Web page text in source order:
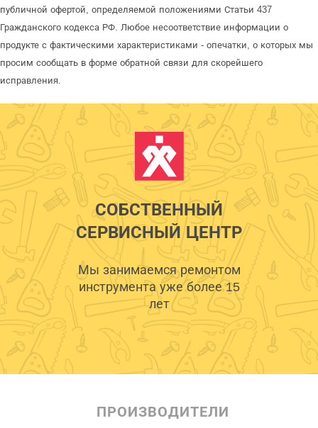
публичной офертой, определяемой положениями Статьи 437
Гражданского кодекса РФ. Любое несоответствие информации о
продукте с фактическими характеристиками - опечатки, о которых мы
просим сообщать в форме обратной связи для скорейшего
исправления.
СОБСТВЕННЫЙ
СЕРВИСНЫЙ ЦЕНТР
Мы занимаемся ремонтом
инструмента уже более 15
лет
ПРОИЗВОДИТЕЛИ